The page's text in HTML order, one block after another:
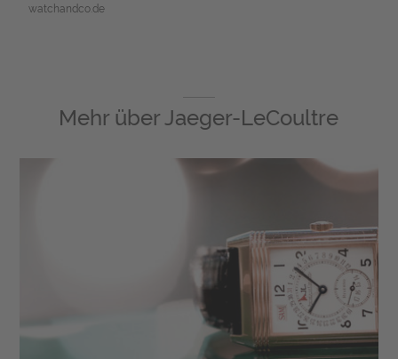
watchandco.de
Mehr überJaeger-LeCoultre